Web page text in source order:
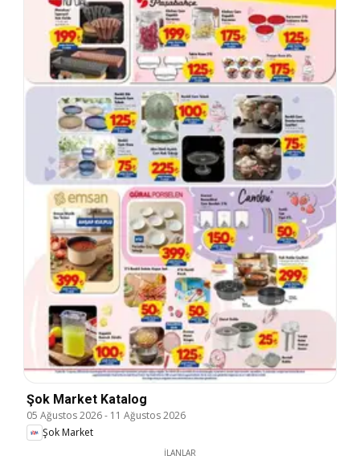
Şok Market Katalog
05 Ağustos 2026- 11 Ağustos 2026
Şok Market
İLANLAR